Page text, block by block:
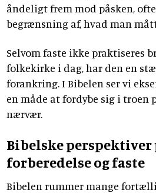
åndeligt frem mod påsken,
begrænsning af, hvad man
Selvom faste ikke praktiseres
folkekirke i dag, har den en
forankring. I Bibelen ser vi
en måde at fordybe sig i troen
nærvær.
Bibelske perspektiver
forberedelse og faste
Bibelen rummer mange